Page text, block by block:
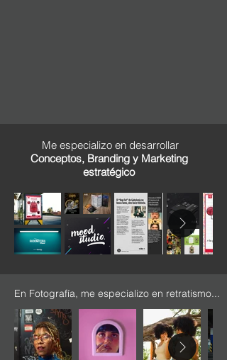
Me especializo en desarrollar
Conceptos, Branding y Marketing
estratégico
En Fotografía, me especializo en retratismo...